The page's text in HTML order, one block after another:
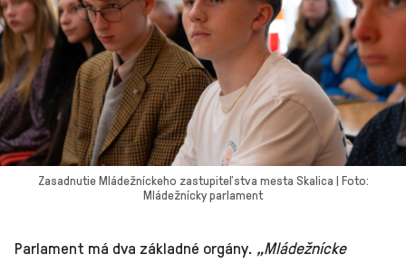
Zasadnutie Mládežníckeho zastupiteľstva mesta Skalica | Foto:
Mládežnícky parlament
Parlament má dva základné orgány. „Mládežnícke